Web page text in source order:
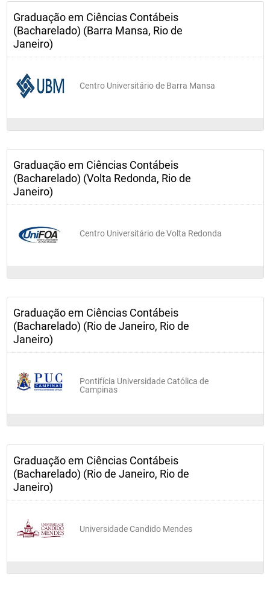
Graduação em Ciências Contábeis
(Bacharelado) (Barra Mansa, Rio de
Janeiro)
Centro Universitário de Barra Mansa
Graduação em Ciências Contábeis
(Bacharelado) (Volta Redonda, Rio de
Janeiro)
Centro Universitário de Volta Redonda
Graduação em Ciências Contábeis
(Bacharelado) (Rio de Janeiro, Rio de
Janeiro)
Pontifícia Universidade Católica de
Campinas
Graduação em Ciências Contábeis
(Bacharelado) (Rio de Janeiro, Rio de
Janeiro)
Universidade Candido Mendes